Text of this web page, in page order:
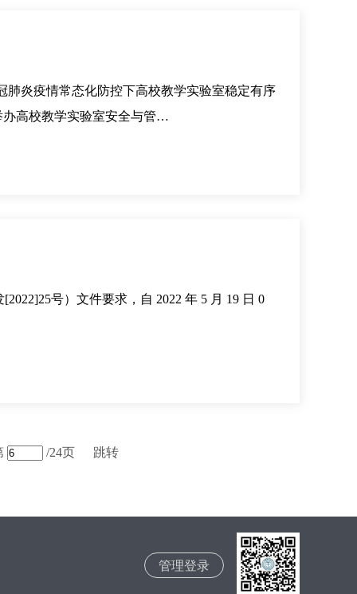
炎疫情常态化防控下高校教学实验室稳定有序
办高校教学实验室安全与管…
号）文件要求，自 2022 年 5 月 19 日 0
/24页 跳转
管理登录